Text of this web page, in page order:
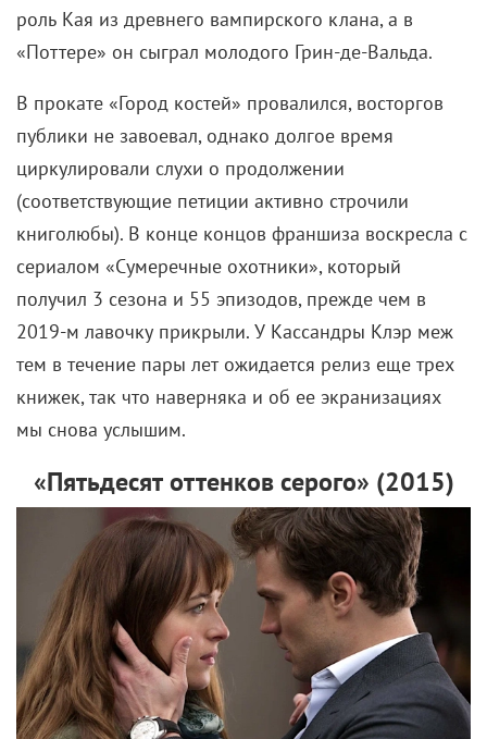
роль Кая из древнего вампирского клана, а в
«Поттере» он сыграл молодого Грин-де-Вальда.
В прокате «Город костей» провалился, восторгов
публики не завоевал, однако долгое время
циркулировали слухи о продолжении
(соответствующие петиции активно строчили
книголюбы). В конце концов франшиза воскресла с
сериалом «Сумеречные охотники», который
получил 3 сезона и 55 эпизодов, прежде чем в
2019-м лавочку прикрыли. У Кассандры Клэр меж
тем в течение пары лет ожидается релиз еще трех
книжек, так что наверняка и об ее экранизациях
мы снова услышим.
«Пятьдесят оттенков серого» (2015)